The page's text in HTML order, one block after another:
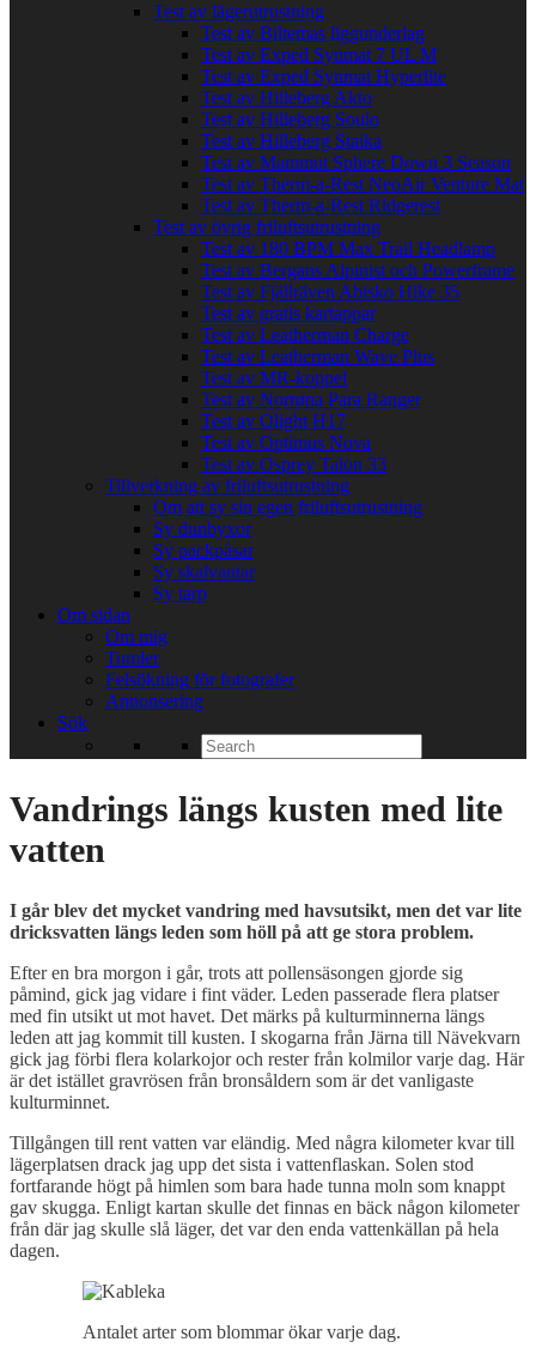
Test av lägerutrustning
Test av Biltemas liggunderlag
Test av Exped Synmat 7 UL M
Test av Exped Synmat Hyperlite
Test av Hilleberg Akto
Test av Hilleberg Soulo
Test av Hilleberg Staika
Test av Mammut Sphere Down 3 Season
Test av Therm-a-Rest NeoAir Venture Mat
Test av Therm-a-Rest Ridgerest
Test av övrig friluftsutrustning
Test av 180 BPM Max Trail Headlamp
Test av Bergans Alpinist och Powerframe
Test av Fjällräven Abisko Hike 35
Test av gratis kartappar
Test av Leatherman Charge
Test av Leatherman Wave Plus
Test av MR-koppel
Test av Norrøna Para Ranger
Test av Olight H17
Test av Optimus Nova
Test av Osprey Talon 33
Tillverkning av friluftsutrustning
Om att sy sin egen friluftsutrustning
Sy dunbyxor
Sy packpåsar
Sy skalvantar
Sy tarp
Om sidan
Om mig
Tumler
Felsökning för fotografer
Annonsering
Sök
Search
for:
Vandrings längs kusten med lite
vatten
I går blev det mycket vandring med havsutsikt, men det var lite
dricksvatten längs leden som höll på att ge stora problem.
Efter en bra morgon i går, trots att pollensäsongen gjorde sig
påmind, gick jag vidare i fint väder. Leden passerade flera platser
med fin utsikt ut mot havet. Det märks på kulturminnerna längs
leden att jag kommit till kusten. I skogarna från Järna till Nävekvarn
gick jag förbi flera kolarkojor och rester från kolmilor varje dag. Här
är det istället gravrösen från bronsåldern som är det vanligaste
kulturminnet.
Tillgången till rent vatten var eländig. Med några kilometer kvar till
lägerplatsen drack jag upp det sista i vattenflaskan. Solen stod
fortfarande högt på himlen som bara hade tunna moln som knappt
gav skugga. Enligt kartan skulle det finnas en bäck någon kilometer
från där jag skulle slå läger, det var den enda vattenkällan på hela
dagen.
Antalet arter som blommar ökar varje dag.